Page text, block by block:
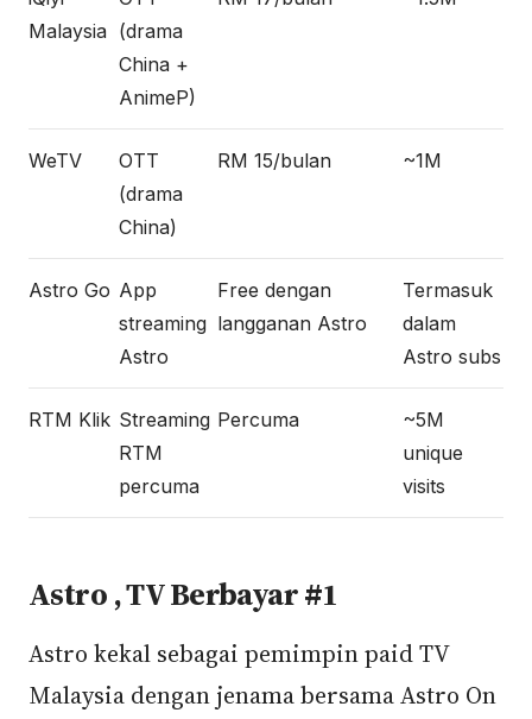
Malaysia (drama
China +
AnimeP)
WeTV
OTT
(drama
China)
RM 15/bulan ~1M
Astro Go App
streaming
Astro
Free dengan
langganan Astro
Termasuk
dalam
Astro subs
RTM Klik Streaming
RTM
percuma
Percuma
~5M
unique
visits
Astro , TV Berbayar #1
Astro kekal sebagai pemimpin paid TV
Malaysia dengan jenama bersama Astro On